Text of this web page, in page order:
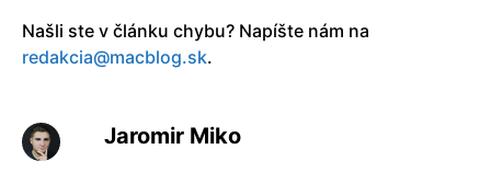
Našli ste v článku chybu? Napíšte nám na
redakcia@macblog.sk.
Jaromir Miko